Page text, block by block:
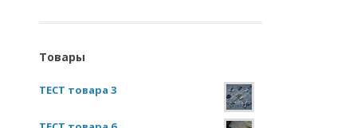
Товары
ТЕСТ товара 3